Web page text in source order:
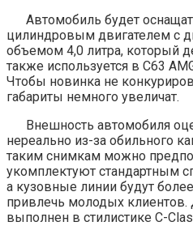
Автомобиль будет
цилиндровым двигателем с
объемом 4,0 литра, который
также используется в C63
Чтобы новинка не
габариты немного увеличат.
Внешность автомобиля
нереально из-за обильного
таким снимкам можно
укомплектуют стандартным
а кузовные линии будут
привлечь молодых клиентов.
выполнен в стилистике C-